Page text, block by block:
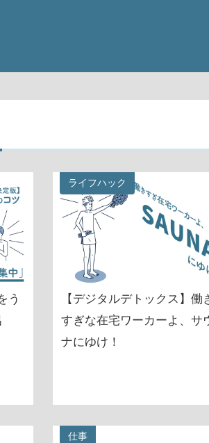
う
ライフハック
【デジタルデトックス】働
すぎな在宅ワーカーよ、サ
ナにゆけ！
仕事